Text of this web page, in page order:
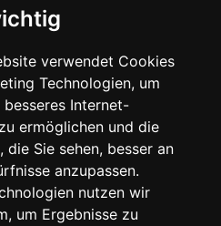
verwendet Cookies
Technologien, um
besseres Internet-
ermöglichen und die
die Sie sehen, besser an
anzupassen.
nutzen wir
um Ergebnisse zu